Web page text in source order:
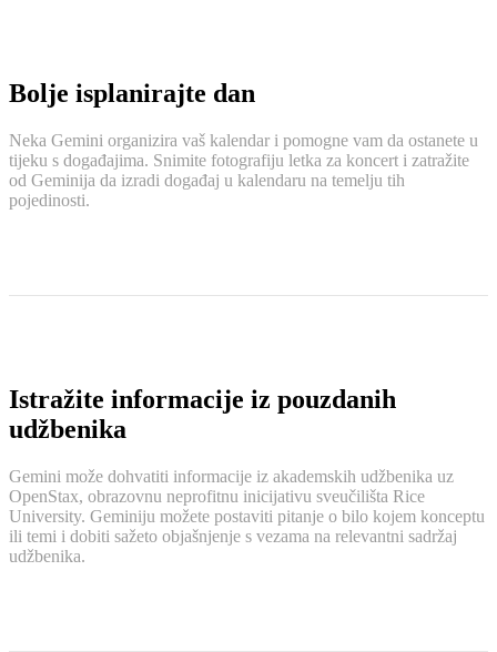
Bolje isplanirajte dan
Neka Gemini organizira vaš kalendar i pomogne vam da ostanete u
tijeku s događajima. Snimite fotografiju letka za koncert i zatražite
od Geminija da izradi događaj u kalendaru na temelju tih
pojedinosti.
Istražite informacije iz pouzdanih
udžbenika
Gemini može dohvatiti informacije iz akademskih udžbenika uz
OpenStax, obrazovnu neprofitnu inicijativu sveučilišta Rice
University. Geminiju možete postaviti pitanje o bilo kojem konceptu
ili temi i dobiti sažeto objašnjenje s vezama na relevantni sadržaj
udžbenika.